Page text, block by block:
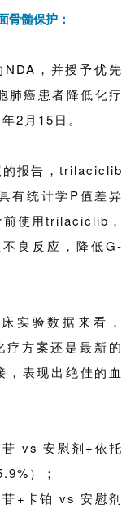
骨髓保护：
NDA ，并授予优先
肺癌患者降低化疗
2月15日。
的报告，trilaciclib
有统计学P值差异
前使用trilaciclib，
良反应，降低G-
实验数据来看，
方案还是最新的
表现出绝佳的血
vs 安慰剂+依托
）；
+卡铂 vs 安慰剂